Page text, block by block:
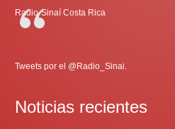
Radio-Sinaí Costa Rica
Tweets por el @Radio_Sinai.
Noticias recientes